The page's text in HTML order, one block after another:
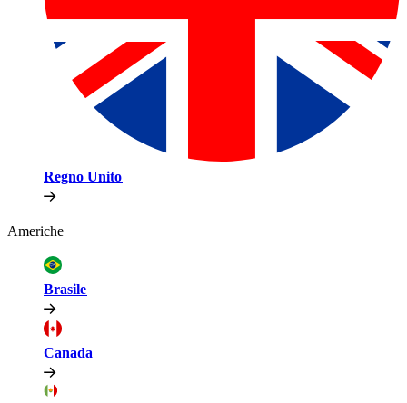
Regno Unito​​
Americhe​​
Brasile​​
Canada​​